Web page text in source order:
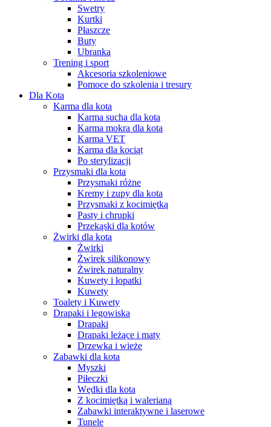
Swetry
Kurtki
Płaszcze
Buty
Ubranka
Trening i sport
Akcesoria szkoleniowe
Pomoce do szkolenia i tresury
Dla Kota
Karma dla kota
Karma sucha dla kota
Karma mokra dla kota
Karma VET
Karma dla kociąt
Po sterylizacji
Przysmaki dla kota
Przysmaki różne
Kremy i zupy dla kota
Przysmaki z kocimiętką
Pasty i chrupki
Przekąski dla kotów
Żwirki dla kota
Żwirki
Żwirek silikonowy
Żwirek naturalny
Kuwety i łopatki
Kuwety
Toalety i Kuwety
Drapaki i legowiska
Drapaki
Drapaki leżące i maty
Drzewka i wieże
Zabawki dla kota
Myszki
Piłeczki
Wędki dla kota
Z kocimiętką i walerianą
Zabawki interaktywne i laserowe
Tunele